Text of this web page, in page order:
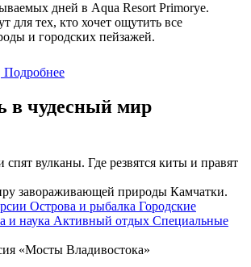
дней в Aqua Resort Primorye.
для тех, кто хочет ощутить все
и городских пейзажей.
Подробнее
в чудесный мир
вулканы. Где резвятся киты и правят
завораживающей природы Камчатки.
Острова и рыбалка Городские
и наука Активный отдых Специальные